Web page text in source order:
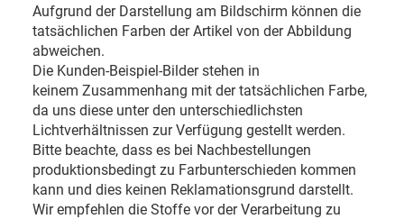
Aufgrund der Darstellung am Bildschirm können die
tatsächlichen Farben der Artikel von der Abbildung
abweichen.
Die Kunden-Beispiel-Bilder stehen in
keinem Zusammenhang mit der tatsächlichen Farbe,
da uns diese unter den unterschiedlichsten
Lichtverhältnissen zur Verfügung gestellt werden.
Bitte beachte, dass es bei Nachbestellungen
produktionsbedingt zu Farbunterschieden kommen
kann und dies keinen Reklamationsgrund darstellt.
Wir empfehlen die Stoffe vor der Verarbeitung zu